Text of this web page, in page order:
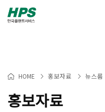
Warning: Packets out of order.
/hosting/fs250416/html/lib/
HOME > 홍보자료 > 뉴스룸
홍보자료